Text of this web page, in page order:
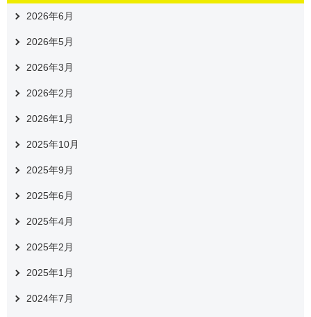
2026年6月
2026年5月
2026年3月
2026年2月
2026年1月
2025年10月
2025年9月
2025年6月
2025年4月
2025年2月
2025年1月
2024年7月